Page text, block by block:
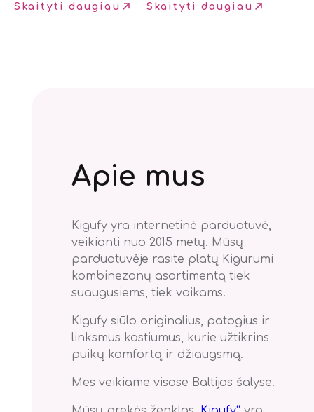
Skaityti daugiau Skaityti daugiau
Apie mus
Kigufy yra internetinė parduotuvė,
veikianti nuo 2015 metų. Mūsų
parduotuvėje rasite platų Kigurumi
kombinezonų asortimentą tiek
suaugusiems, tiek vaikams.
Kigufy siūlo originalius, patogius ir
linksmus kostiumus, kurie užtikrins
puikų komfortą ir džiaugsmą.
Mes veikiame visose Baltijos šalyse.